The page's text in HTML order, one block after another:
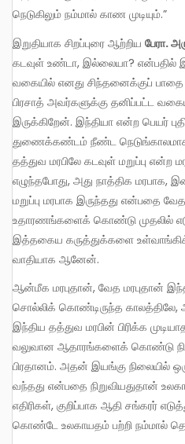
நெடுகிலும் நம்மால் காண முடியும்.”
இறுதியாக சிறப்புரை ஆற்றிய பேரா.
கடவுள் உண்டா, இல்லையா? என்பதில்
வகையில் எனது சிந்தனைக்குப் பாதை
பிரசாத் அவர்களுக்கு தனிப்பட்ட
இருக்கிறேன். இந்தியா என்ற பெயர்
துணைக்கண்டம் நீண்ட
தத்துவ மரபிலே கடவுள் மறுப்பு என்ற
எழுந்தபோது, அது நாத்திக
மறுப்பு மரபாக இருந்தது என்பதை வேத
உதாரணங்களைக் கொண்டு முதலில்
இத்தகைய கருத்துக்களை
வாதியாக ஆனேன்.
ஆன்மீக மரபுதான், வேத மரபுதான் இந்திய தத்துவ மரபு என்று அடித்துச்
சொல்லிக் கொண்டிருந்த காலத்திலே,
இந்திய தத்துவ மரபின் பிரிக்க
வலுவான ஆதாரங்களைக் கொண்டு
பிரதானம். அதன் இயங்கு நிலையில்
வந்தது என்பதை நிறுவியதுதான்
எதிரிகள், குறிப்பாக ஆதி சங்கரர்
கொண்டே உலகாயதம் பற்றி நம்மால்